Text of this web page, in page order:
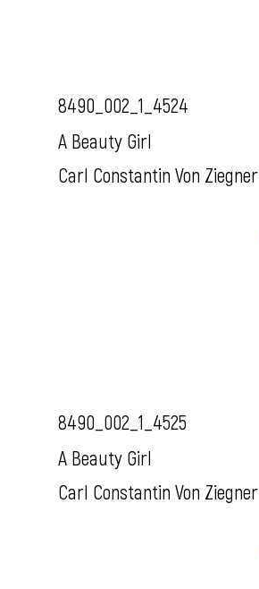
8490_002_1_4524
A Beauty Girl
Carl Constantin Von Ziegner
8490_002_1_4525
A Beauty Girl
Carl Constantin Von Ziegner